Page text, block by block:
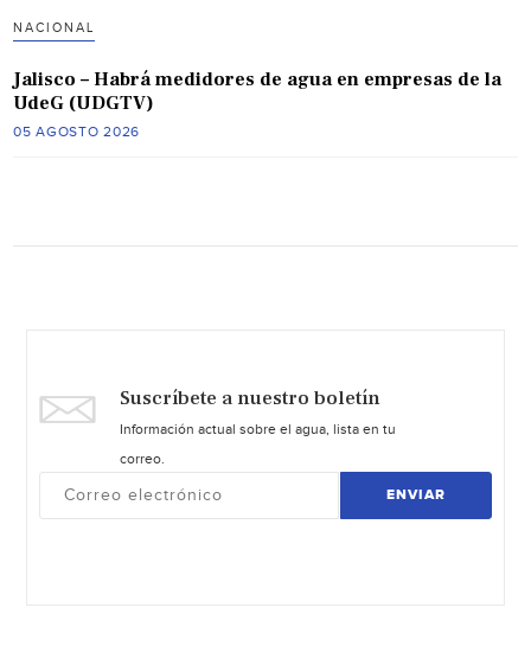
NACIONAL
Jalisco – Habrá medidores de agua en empresas de la
UdeG (UDGTV)
05 AGOSTO 2026
Suscríbete a nuestro boletín
Información actual sobre el agua, lista en tu
correo.
ENVIAR